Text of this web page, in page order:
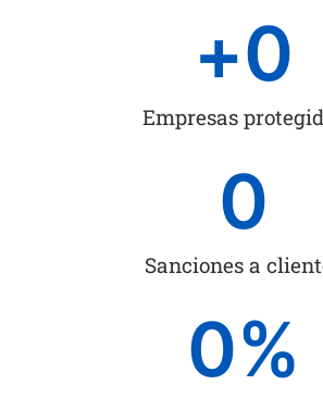
Empresas
+0
Sanciones a
0
0%